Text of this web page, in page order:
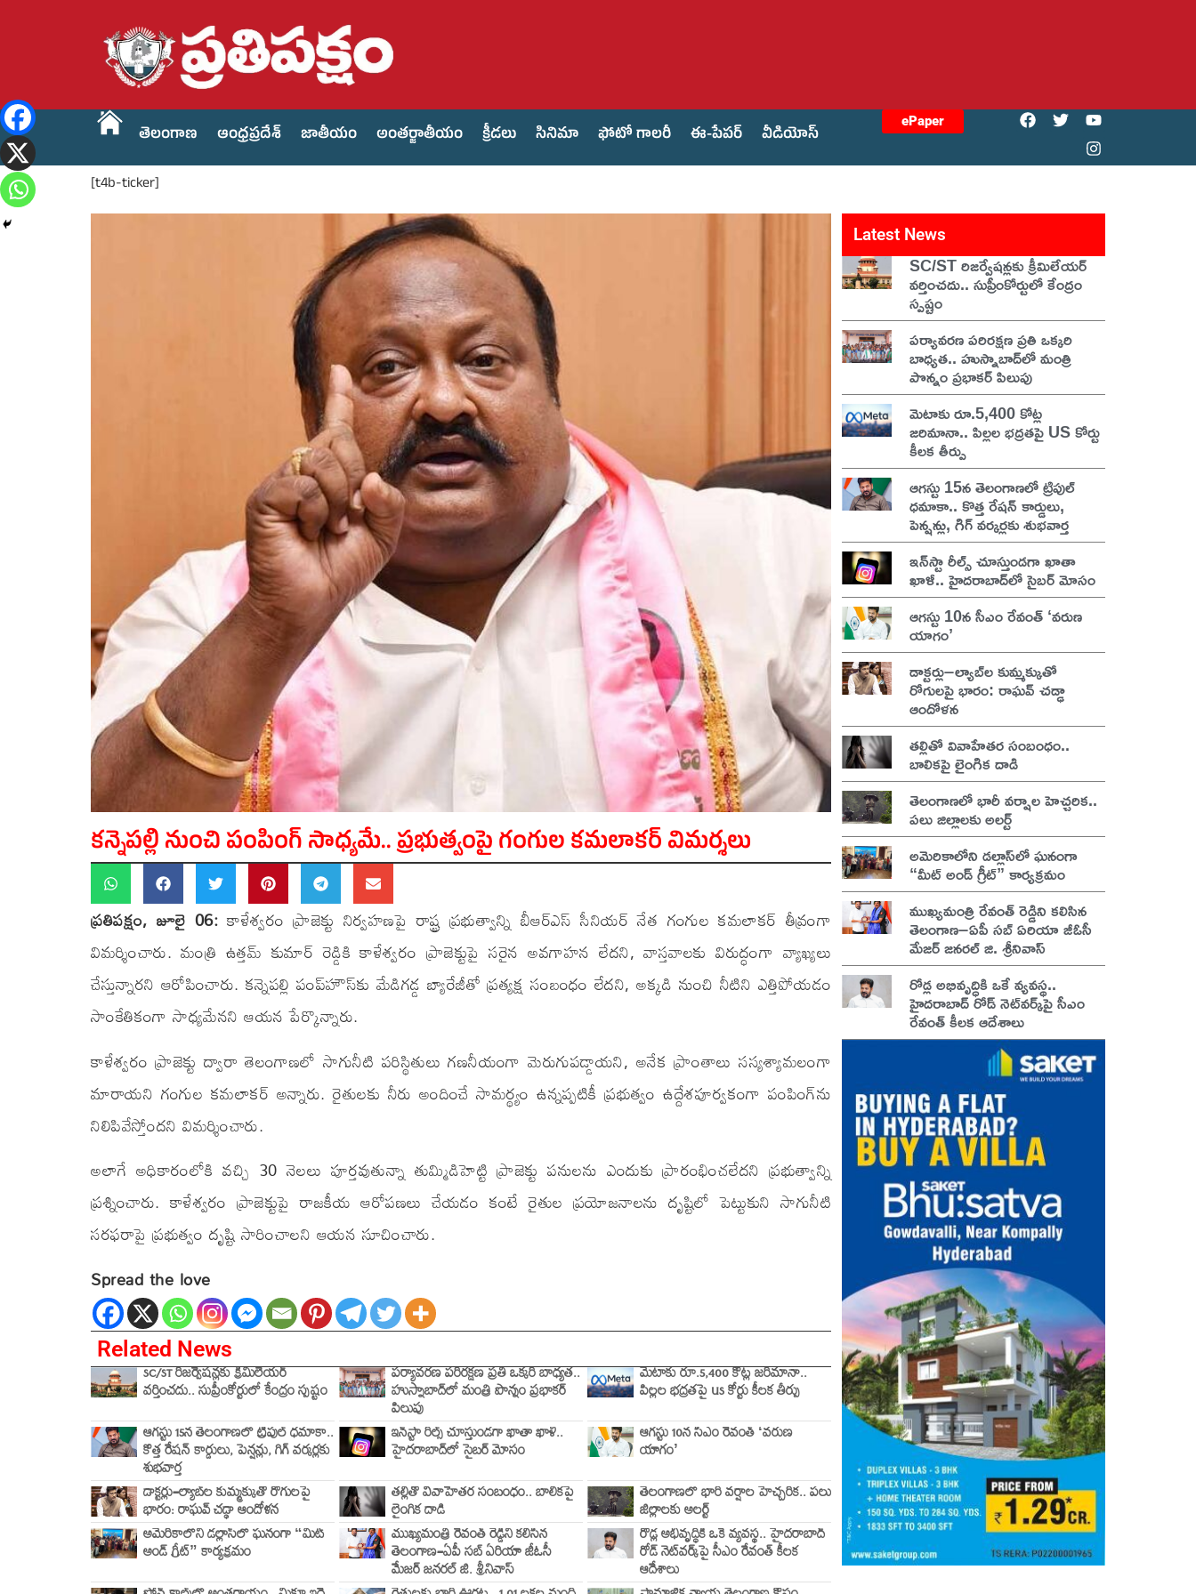
తెలంగాణ ఆంధ్రప్రదేశ్ జాతీయం అంతర్జాతీయం క్రీడలు సినిమా ఫోటో గాలరీ ఈ-పేపర్ వీడియోస్
ePaper
[t4b-ticker]
కన్నెపల్లి నుంచి పంపింగ్ సాధ్యమే.. ప్రభుత్వంపై గంగుల కమలాకర్ విమర్శలు
ప్రతిపక్షం, జూలై 06: కాళేశ్వరం ప్రాజెక్టు నిర్వహణపై రాష్ట్ర ప్రభుత్వాన్ని బీఆర్ఎస్ సీనియర్ నేత గంగుల కమలాకర్ తీవ్రంగా
విమర్శించారు. మంత్రి ఉత్తమ్ కుమార్ రెడ్డికి కాళేశ్వరం ప్రాజెక్టుపై సరైన అవగాహన లేదని, వాస్తవాలకు విరుద్ధంగా వ్యాఖ్యలు
చేస్తున్నారని ఆరోపించారు. కన్నెపల్లి పంప్‌హౌస్‌కు మేడిగడ్డ బ్యారేజీతో ప్రత్యక్ష సంబంధం లేదని, అక్కడి నుంచి నీటిని ఎత్తిపోయడం
సాంకేతికంగా సాధ్యమేనని ఆయన పేర్కొన్నారు.
కాళేశ్వరం ప్రాజెక్టు ద్వారా తెలంగాణలో సాగునీటి పరిస్థితులు గణనీయంగా మెరుగుపడ్డాయని, అనేక ప్రాంతాలు సస్యశ్యామలంగా
మారాయని గంగుల కమలాకర్ అన్నారు. రైతులకు నీరు అందించే సామర్థ్యం ఉన్నప్పటికీ ప్రభుత్వం ఉద్దేశపూర్వకంగా పంపింగ్‌ను
నిలిపివేస్తోందని విమర్శించారు.
అలాగే అధికారంలోకి వచ్చి 30 నెలలు పూర్తవుతున్నా తుమ్మిడిహెట్టి ప్రాజెక్టు పనులను ఎందుకు ప్రారంభించలేదని ప్రభుత్వాన్ని
ప్రశ్నించారు. కాళేశ్వరం ప్రాజెక్టుపై రాజకీయ ఆరోపణలు చేయడం కంటే రైతుల ప్రయోజనాలను దృష్టిలో పెట్టుకుని సాగునీటి
సరఫరాపై ప్రభుత్వం దృష్టి సారించాలని ఆయన సూచించారు.
Spread the love
Related News
SC/ST రిజర్వేషన్లకు క్రీమిలేయర్
వర్తించదు.. సుప్రీంకోర్టులో కేంద్రం స్పష్టం
పర్యావరణ పరిరక్షణ ప్రతి ఒక్కరి బాధ్యత..
హుస్నాబాద్‌లో మంత్రి పొన్నం ప్రభాకర్
పిలుపు
మెటాకు రూ.5,400 కోట్ల జరిమానా..
పిల్లల భద్రతపై US కోర్టు కీలక తీర్పు
ఆగస్టు 15న తెలంగాణలో ట్రిపుల్ ధమాకా..
కొత్త రేషన్ కార్డులు, పెన్షన్లు, గిగ్ వర్కర్లకు
శుభవార్త
ఇన్‌స్టా రీల్స్ చూస్తుండగా ఖాతా ఖాళీ..
హైదరాబాద్‌లో సైబర్ మోసం
ఆగస్టు 10న సీఎం రేవంత్ ‘వరుణ
యాగం’
డాక్టర్లు–ల్యాబ్‌ల కుమ్మక్కుతో రోగులపై
భారం: రాఘవ్ చడ్ఢా ఆందోళన
తల్లితో వివాహేతర సంబంధం.. బాలికపై
లైంగిక దాడి
తెలంగాణలో భారీ వర్షాల హెచ్చరిక.. పలు
జిల్లాలకు అలర్ట్
అమెరికాలోని డల్లాస్‌లో ఘనంగా “మీట్
అండ్ గ్రీట్” కార్యక్రమం
ముఖ్యమంత్రి రేవంత్ రెడ్డిని కలిసిన
తెలంగాణ–ఏపీ సబ్ ఏరియా జీఓసీ
మేజర్ జనరల్ జి. శ్రీనివాస్
రోడ్ల అభివృద్ధికి ఒకే వ్యవస్థ.. హైదరాబాద్
రోడ్ నెట్‌వర్క్‌పై సీఎం రేవంత్ కీలక
ఆదేశాలు
Latest News
SC/ST రిజర్వేషన్లకు క్రీమిలేయర్
వర్తించదు.. సుప్రీంకోర్టులో కేంద్రం
స్పష్టం
పర్యావరణ పరిరక్షణ ప్రతి ఒక్కరి
బాధ్యత.. హుస్నాబాద్‌లో మంత్రి
పొన్నం ప్రభాకర్ పిలుపు
మెటాకు రూ.5,400 కోట్ల
జరిమానా.. పిల్లల భద్రతపై US కోర్టు
కీలక తీర్పు
ఆగస్టు 15న తెలంగాణలో ట్రిపుల్
ధమాకా.. కొత్త రేషన్ కార్డులు,
పెన్షన్లు, గిగ్ వర్కర్లకు శుభవార్త
ఇన్‌స్టా రీల్స్ చూస్తుండగా ఖాతా
ఖాళీ.. హైదరాబాద్‌లో సైబర్ మోసం
ఆగస్టు 10న సీఎం రేవంత్ ‘వరుణ
యాగం’
డాక్టర్లు–ల్యాబ్‌ల కుమ్మక్కుతో
రోగులపై భారం: రాఘవ్ చడ్ఢా
ఆందోళన
తల్లితో వివాహేతర సంబంధం..
బాలికపై లైంగిక దాడి
తెలంగాణలో భారీ వర్షాల హెచ్చరిక..
పలు జిల్లాలకు అలర్ట్
అమెరికాలోని డల్లాస్‌లో ఘనంగా
“మీట్ అండ్ గ్రీట్” కార్యక్రమం
ముఖ్యమంత్రి రేవంత్ రెడ్డిని కలిసిన
తెలంగాణ–ఏపీ సబ్ ఏరియా జీఓసీ
మేజర్ జనరల్ జి. శ్రీనివాస్
రోడ్ల అభివృద్ధికి ఒకే వ్యవస్థ..
హైదరాబాద్ రోడ్ నెట్‌వర్క్‌పై సీఎం
రేవంత్ కీలక ఆదేశాలు